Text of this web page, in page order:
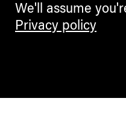
We'll assume
Privacy policy